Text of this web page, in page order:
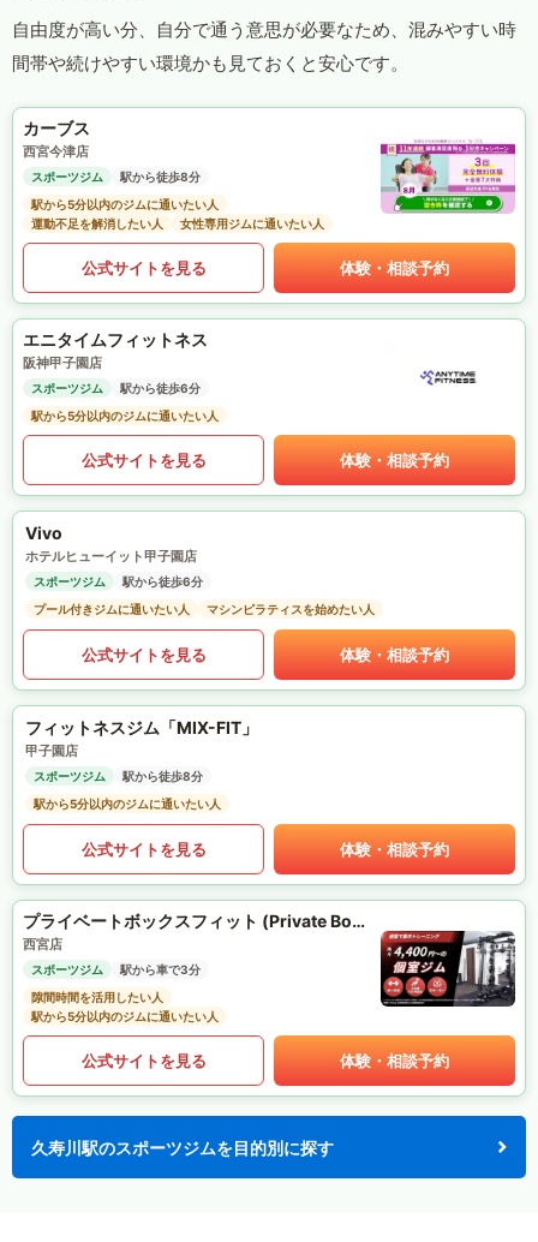
自由度が高い分、自分で通う意思が必要なため、混みやすい時
間帯や続けやすい環境かも見ておくと安心です。
カーブス
西宮今津店
スポーツジム
駅から徒歩8分
駅から5分以内のジムに通いたい人
運動不足を解消したい人
女性専用ジムに通いたい人
公式サイトを見る 体験・相談予約
エニタイムフィットネス
阪神甲子園店
スポーツジム
駅から徒歩6分
駅から5分以内のジムに通いたい人
公式サイトを見る 体験・相談予約
Vivo
ホテルヒューイット甲子園店
スポーツジム
駅から徒歩6分
プール付きジムに通いたい人
マシンピラティスを始めたい人
公式サイトを見る 体験・相談予約
フィットネスジム「MIX-FIT」
甲子園店
スポーツジム
駅から徒歩8分
駅から5分以内のジムに通いたい人
公式サイトを見る 体験・相談予約
プライベートボックスフィット (Private Box Fit)
西宮店
スポーツジム
駅から車で3分
隙間時間を活用したい人
駅から5分以内のジムに通いたい人
公式サイトを見る 体験・相談予約
久寿川駅のスポーツジムを目的別に探す